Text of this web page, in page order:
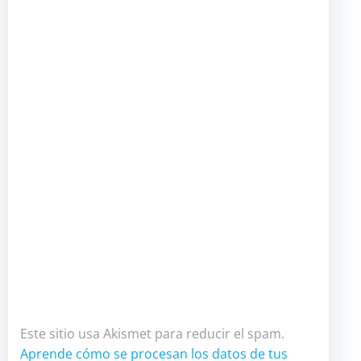
Este sitio usa Akismet para reducir el spam.
Aprende cómo se procesan los datos de tus